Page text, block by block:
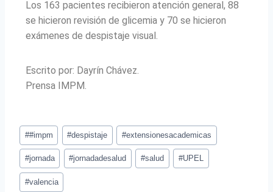
Los 163 pacientes recibieron atención general, 88
se hicieron revisión de glicemia y 70 se hicieron
exámenes de despistaje visual.
Escrito por: Dayrín Chávez.
Prensa IMPM.
##impm #despistaje #extensionesacademicas
#jornada #jornadadesalud #salud #UPEL
#valencia